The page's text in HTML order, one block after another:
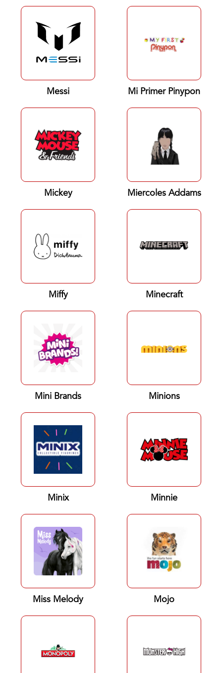
Messi Mi Primer Pinypon
Mickey Miercoles Addams
Miffy Minecraft
Mini Brands Minions
Minix Minnie
Miss Melody Mojo